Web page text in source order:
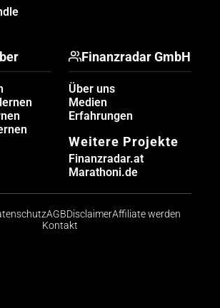
Finanzradar GmbH
Über uns
Medien
Erfahrungen
Weitere Projekte
Finanzradar.at
Marathoni.de
AGBDisclaimerAffiliate werden
Kontakt